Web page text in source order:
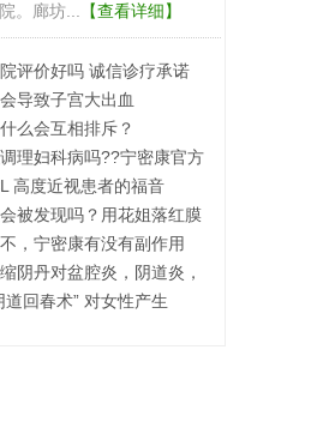
老等都...【查看详细】
灏院长特色脂肪填充，改
家代理费是多少,怎么加
发 中医治疗效果更好
食物大全
面部年轻化医生研讨会
胸怎么样？鲁天宇教授领
见 锁水润肤正当时
典方法
格原液价格是多少？有什